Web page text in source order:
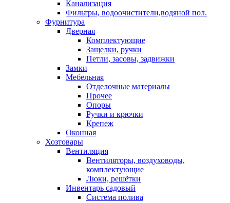
Канализация
Фильтры, водоочистители,водяной пол.
Фурнитура
Дверная
Комплектующие
Защелки, ручки
Петли, засовы, задвижки
Замки
Мебельная
Отделочные материалы
Прочее
Опоры
Ручки и крючки
Крепеж
Оконная
Хозтовары
Вентиляция
Вентиляторы, воздуховоды,
комплектующие
Люки, решётки
Инвентарь садовый
Система полива